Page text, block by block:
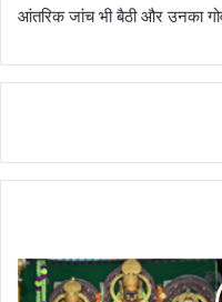
आंतरिक जांच भी बैठी और उनका